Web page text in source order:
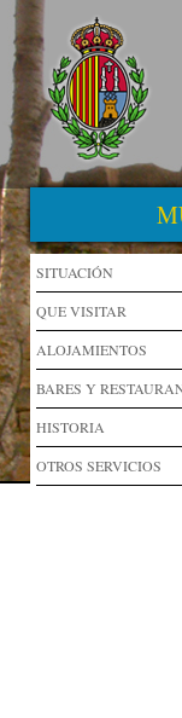
SITUACIÓN
QUE VISITAR
ALOJAMIENTOS
BARES Y
HISTORIA
OTROS SERVICIOS